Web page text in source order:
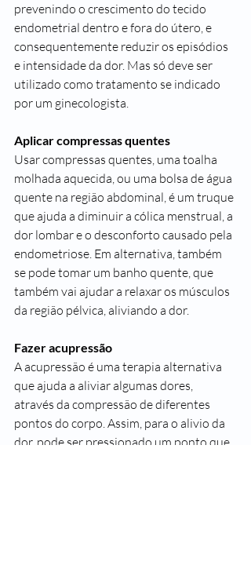
prevenindo o crescimento do tecido
endometrial dentro e fora do útero, e
consequentemente reduzir os episódios
e intensidade da dor. Mas só deve ser
utilizado como tratamento se indicado
por um ginecologista.
Aplicar compressas quentes
Usar compressas quentes, uma toalha
molhada aquecida, ou uma bolsa de água
quente na região abdominal, é um truque
que ajuda a diminuir a cólica menstrual, a
dor lombar e o desconforto causado pela
endometriose. Em alternativa, também
se pode tomar um banho quente, que
também vai ajudar a relaxar os músculos
da região pélvica, aliviando a dor.
Fazer acupressão
A acupressão é uma terapia alternativa
que ajuda a aliviar algumas dores,
através da compressão de diferentes
pontos do corpo. Assim, para o alivio da
dor, pode ser pressionado um ponto que